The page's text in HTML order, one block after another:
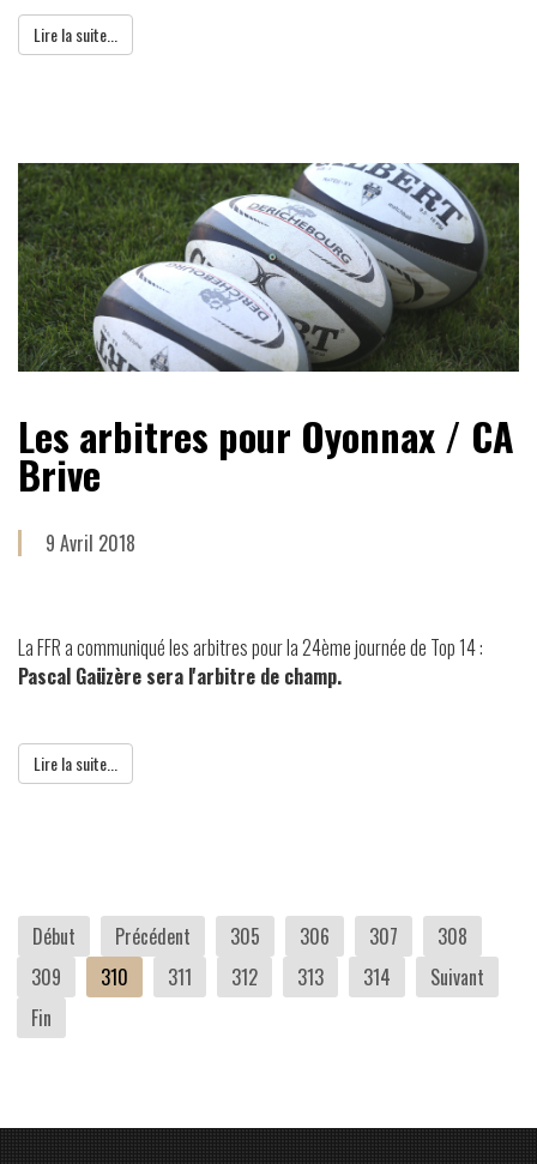
Lire la suite...
Les arbitres pour Oyonnax / CA
Brive
9 Avril 2018
La FFR a communiqué les arbitres pour la 24ème journée de Top 14 :
Pascal Gaüzère sera l'arbitre de champ.
Lire la suite...
Début Précédent 305 306 307
308
309
310 311 312 313 314
Suivant
Fin